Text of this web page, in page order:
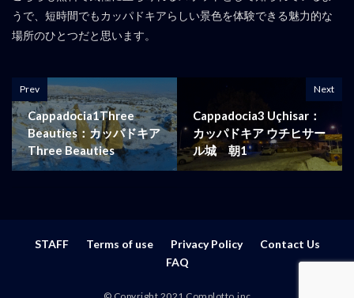
うで、短時間でもカッパドキアらしい景色を体験できる魅力的な
場所のひとつだと思います。
Prev
Cappadocia1Three
Beauties：カッパドキア
Three Beauties
Next
Cappadocia3 Uçhisar：
カッパドキア ウチヒサー
ル城 朝1
STAFF Terms of use Privacy Policy
Contact Us
FAQ